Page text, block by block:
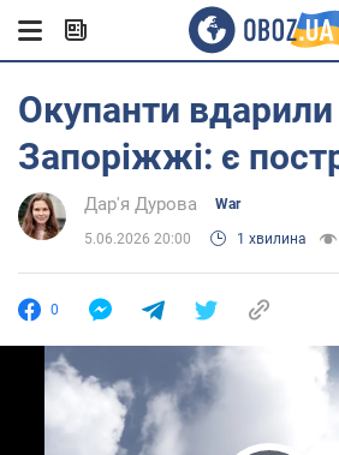
Окупанти
Запоріжжі: є
Дар'я Дурова War
5.06.2026 20:00 1 хвилина
0